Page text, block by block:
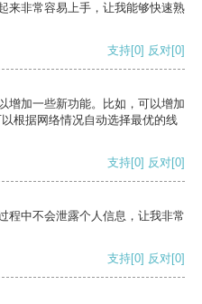
来非常容易上手，让我能够快速熟
支持[0] 反对[0]
增加一些新功能。比如，可以增加
根据网络情况自动选择最优的线
支持[0] 反对[0]
程中不会泄露个人信息，让我非常
支持[0] 反对[0]